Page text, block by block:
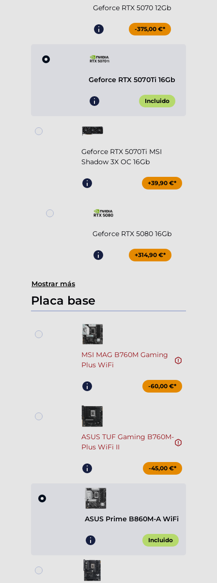
Geforce RTX 5070 12Gb
-375,00 €*
Geforce RTX 5070Ti 16Gb
Incluido
Geforce RTX 5070Ti MSI
Shadow 3X OC 16Gb
+39,90 €*
Geforce RTX 5080 16Gb
+314,90 €*
Mostrar más
Placa base
MSI MAG B760M Gaming
Plus WiFi
-60,00 €*
ASUS TUF Gaming B760M-
Plus WiFi II
-45,00 €*
ASUS Prime B860M-A WiFi
Incluido